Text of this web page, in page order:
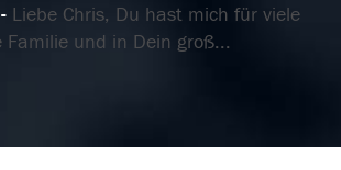
Liebe Chris, Du hast mich für viele
Familie und in Dein groß...